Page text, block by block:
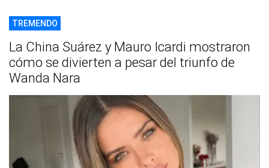
TREMENDO
La China Suárez y Mauro Icardi mostraron
cómo se divierten a pesar del triunfo de
Wanda Nara